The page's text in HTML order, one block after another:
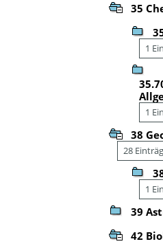
35
1
1
38
28
1
39
42